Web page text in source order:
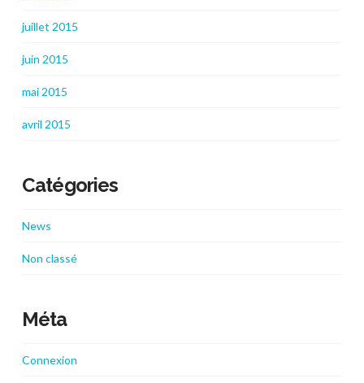
juillet 2015
juin 2015
mai 2015
avril 2015
Catégories
News
Non classé
Méta
Connexion